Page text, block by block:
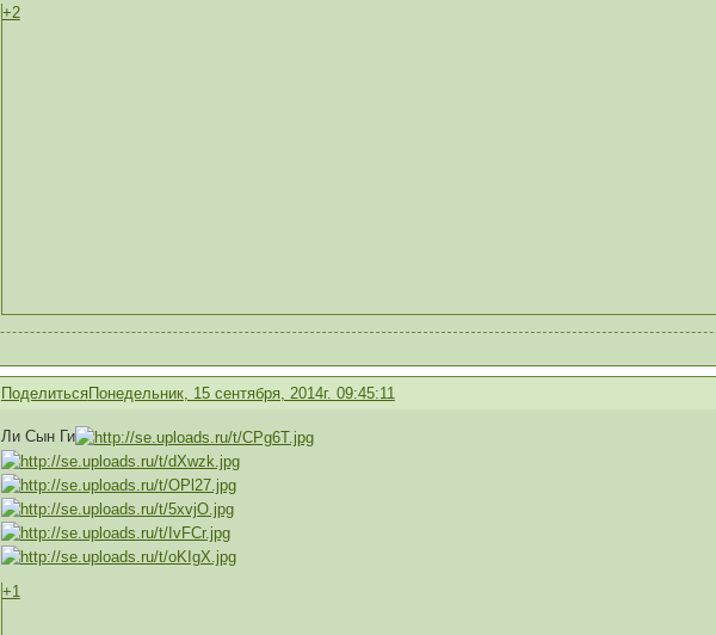
+2
ПоделитьсяПонедельник, 15 сентября, 2014г. 09:45:11
Ли Сын Ги
+1